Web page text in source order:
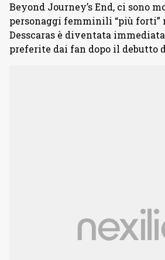
Beyond Journey’s End, ci sono
personaggi femminili “più forti”
Desscaras è diventata
preferite dai fan dopo il debutto